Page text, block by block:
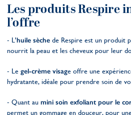
Les produits Respire
l’offre
- L'huile sèche de Respire est un produit
nourrit la peau et les cheveux pour leur
- Le gel-crème visage offre une
hydratante, idéale pour prendre soin de
- Quant au mini soin exfoliant pour le
permet un gommage en douceur, pour